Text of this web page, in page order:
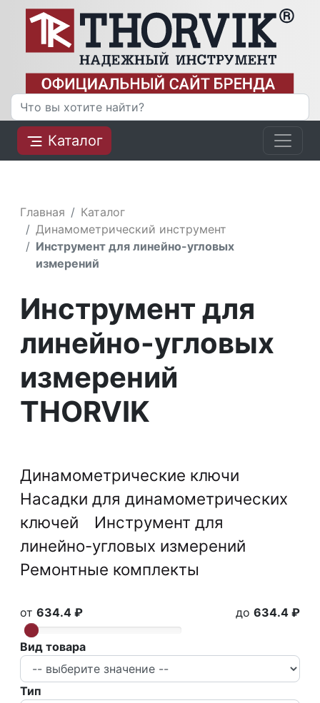
Каталог
Главная
Каталог
Динамометрический инструмент
Инструмент для линейно-угловых
измерений
Инструмент для
линейно-угловых
измерений
THORVIK
Динамометрические ключи
Насадки для динамометрических
ключей
Инструмент для
линейно-угловых измерений
Ремонтные комплекты
от634.4 ₽ до 634.4 ₽
Вид товара
Тип